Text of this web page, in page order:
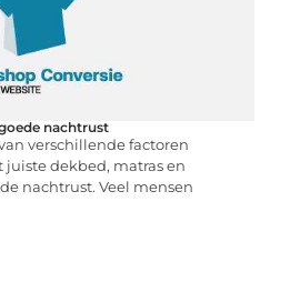
nachtrust
verschillende factoren
dekbed, matras en
nachtrust. Veel mensen